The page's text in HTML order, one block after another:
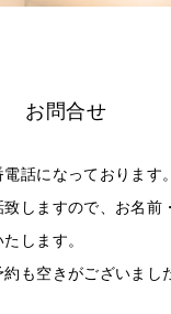
お問合せ
話になっております。
しますので、お名前
します。
も空きがございまし